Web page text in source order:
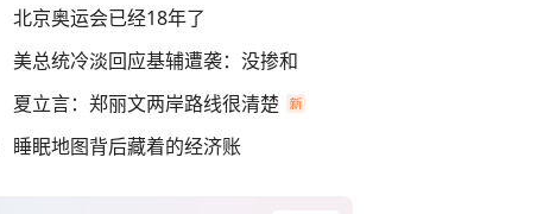
北京奥运会已经18年了
美总统冷淡回应基辅遭袭：没掺和
夏立言：郑丽文两岸路线很清楚
睡眠地图背后藏着的经济账